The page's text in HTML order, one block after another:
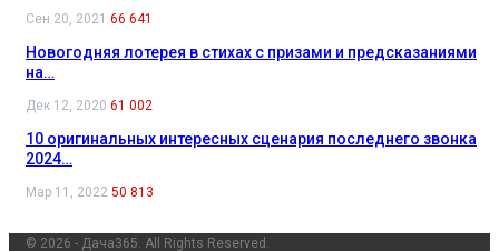
Сен 20, 2021 66 641
Новогодняя лотерея в стихах с призами и предсказаниями
на…
Дек 12, 2020 61 002
10 оригинальных интересных сценария последнего звонка
2024…
Мар 11, 2022 50 813
© 2026 - Дача365. All Rights Reserved.